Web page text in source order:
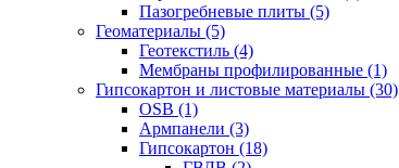
Пазогребневые плиты (5)
Геоматериалы (5)
Геотекстиль (4)
Мембраны профилированные (1)
Гипсокартон и листовые материалы (30)
OSB (1)
Армпанели (3)
Гипсокартон (18)